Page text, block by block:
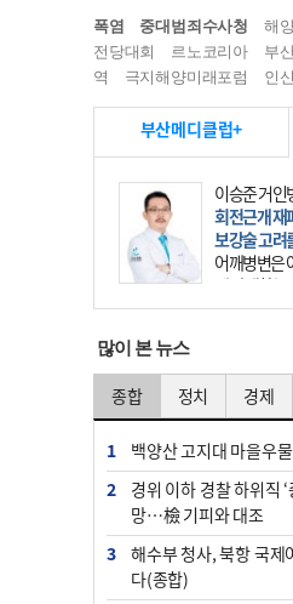
폭염 중대범죄수사청 해
전당대회
르노코리아 부
역
극지해양미래포럼 인
부산메디클럽+
이승준 거인
회전근개 재
보강술 고려
어깨병변은
에 발생하
는 오십견과
많이 본 뉴스
종합 정치 경제
1
백양산 고지대 마을우
2
경위 이하 경찰 하위직
망…檢 기피와 대조
3
해수부 청사, 북항 국제
다(종합)